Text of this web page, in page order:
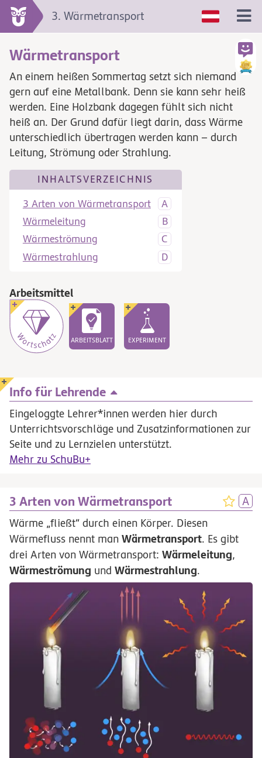
Wärmetransport
An einem heißen Sommertag setzt sich niemand
gern auf eine Metallbank. Denn sie kann sehr heiß
werden. Eine Holzbank dagegen fühlt sich nicht
heiß an. Der Grund dafür liegt darin, dass Wärme
unterschiedlich übertragen werden kann – durch
Leitung, Strömung oder Strahlung.
INHALTSVERZEICHNIS
3 Arten von Wärmetransport
Wärmeleitung
Wärmeströmung
Wärmestrahlung
Arbeitsmittel
ARBEITSBLATT EXPERIMENT
Info für Lehrende
Eingeloggte Lehrer*innen werden hier durch
Unterrichtsvorschläge und Zusatzinformationen zur
Seite und zu Lernzielen unterstützt.
Mehr zu SchuBu+
3 Arten von Wärmetransport
Wärme „fließt“ durch einen Körper. Diesen
Wärmefluss nennt man Wärmetransport. Es gibt
drei Arten von Wärmetransport: Wärmeleitung,
Wärmeströmung und Wärmestrahlung.
3. Wärmetransport